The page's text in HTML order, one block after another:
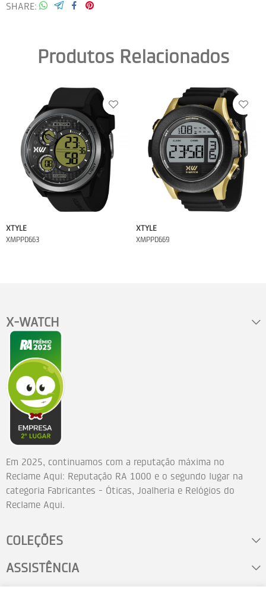
SHARE
Produtos Relacionados
XTYLE
XMPPD663
XTYLE
XMPPD669
X-WATCH
Em 2025, continuamos com a reputação máxima no
Reclame Aqui: Reputação RA 1000 e o segundo lugar na
categoria Fabricantes - Óticas, Joalheria e Relógios do
Reclame Aqui.
COLEÇÕES
ASSISTÊNCIA